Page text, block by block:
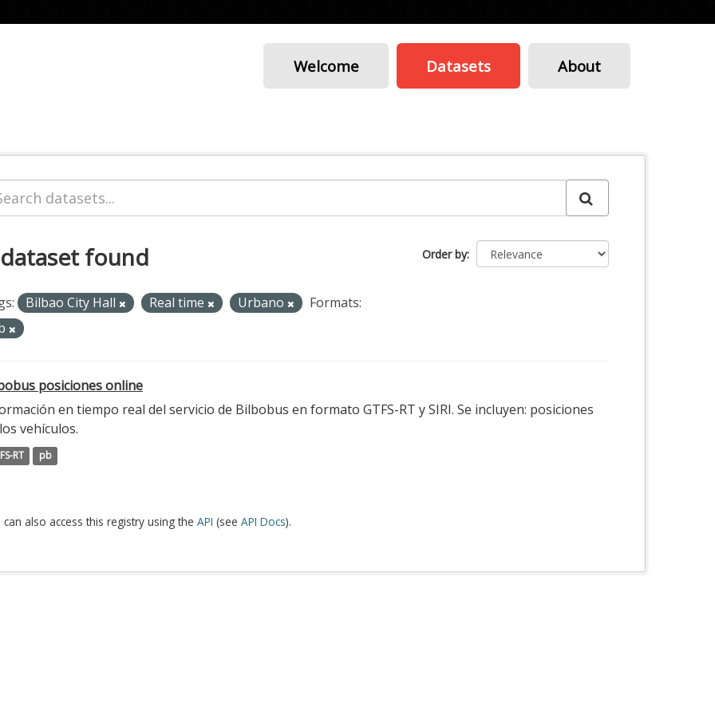
Welcome Datasets About
Order by
found
Bilbao City Hall Real time Urbano
Formats:
posiciones online
en tiempo real del servicio de Bilbobus en formato GTFS-RT y SIRI. Se incluyen: posiciones
vehículos.
RT pb
can also access this registry using the API (see API Docs).